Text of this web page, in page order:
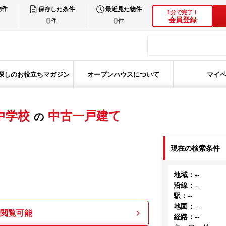
件 保存した条件
0件
最近見た物件
0件
1分で完了！
会員登録
しのお役立ちマガジン オープンハウスについて マイ
学校 の 中古一戸建て
覧可能
現在の検索条件
地域 ：--
沿線 ：--
駅 ：--
地図 ：--
経路 ：--